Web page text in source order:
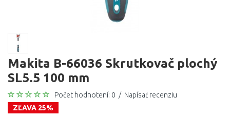
Makita B-66036 Skrutkovač plochý
SL5.5 100 mm
Počet hodnotení: 0 / Napísať recenziu
ZĽAVA 25%